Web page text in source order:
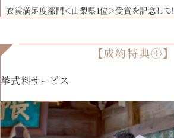
衣裳満足度部門＜山梨県1位＞受賞を記念して！
【成約特典④】
挙式料サービス